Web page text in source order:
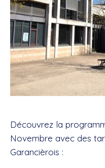
Découvrez la
Novembre avec des
Garancièrois :